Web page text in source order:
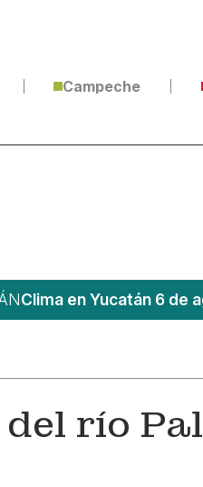
Campeche
Clima en Yucatán 6 de
río